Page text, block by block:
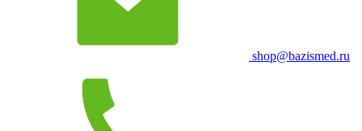
shop@bazismed.ru